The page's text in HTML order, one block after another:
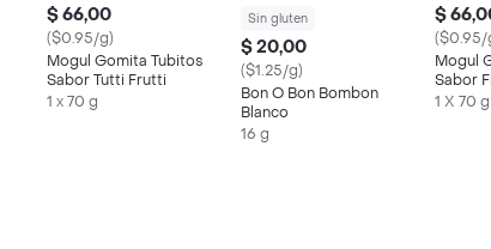
$ 66,00
($0.95/g)
Mogul Gomita Tubitos
Sabor Tutti Frutti
1 x 70 g
Sin gluten
$ 20,00
($1.25/g)
Bon O Bon Bombon
Blanco
16 g
$
($0.95/
Mogul
Sabor
1 X 70 g